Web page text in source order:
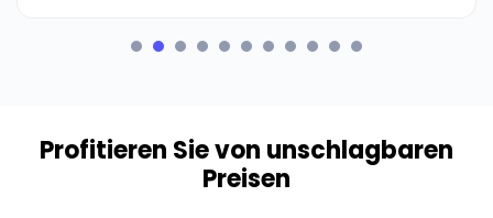
Profitieren Sie von unschlagbaren
Preisen